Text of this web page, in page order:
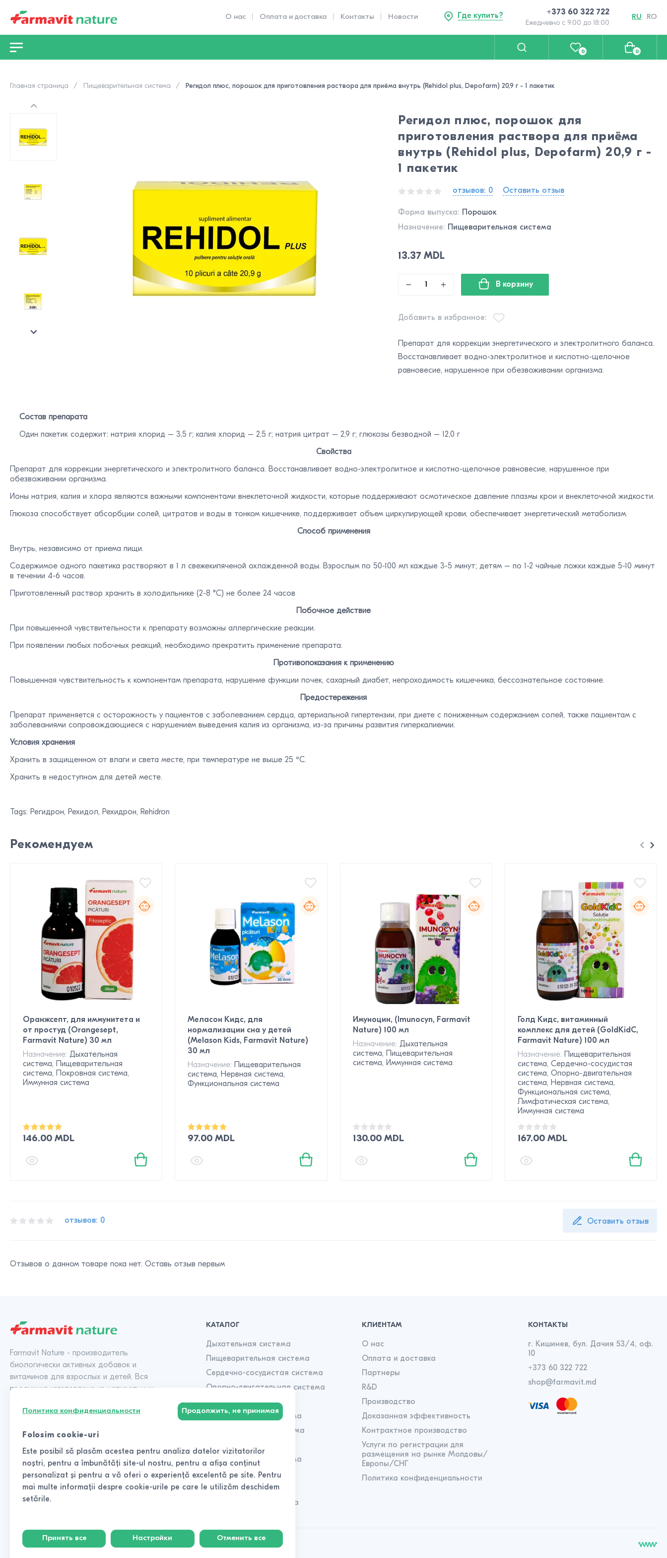
О нас Оплата и доставка Контакты Новости Где купить? +373 60 322 722
Ежедневно с 9:00 до 18:00
RU RO
0 0
Главная страница Пищеварительная система Регидол плюс, порошок для приготовления раствора для приёма внутрь (Rehidol plus, Depofarm) 20,9 г - 1 пакетик
Регидол плюс, порошок для
приготовления раствора для приёма
внутрь (Rehidol plus, Depofarm) 20,9 г -
1 пакетик
отзывов: 0 Оставить отзыв
Форма выпуска:
Порошок
Назначение:
Пищеварительная система
13.37 MDL
В корзину
Добавить в избранное:
Препарат для коррекции энергетического и электролитного баланса.
Восстанавливает водно-электролитное и кислотно-щелочное
равновесие, нарушенное при обезвоживании организма.
Состав препарата
Один пакетик содержит: натрия хлорид – 3,5 г; калия хлорид – 2,5 г; натрия цитрат – 2,9 г; глюкозы безводной – 12,0 г
Свойства
Препарат для коррекции энергетического и электролитного баланса. Восстанавливает водно-электролитное и кислотно-щелочное равновесие, нарушенное при
обезвоживании организма.
Ионы натрия, калия и хлора являются важными компонентами внеклеточной жидкости, которые поддерживают осмотическое давление плазмы крои и внеклеточной жидкости.
Глюкоза способствует абсорбции солей, цитратов и воды в тонком кишечнике, поддерживает объем циркулирующей крови, обеспечивает энергетический метаболизм.
Способ применения
Внутрь, независимо от приема пищи.
Содержимое одного пакетика растворяют в 1 л свежекипяченой охлажденной воды. Взрослым по 50-100 мл каждые 3-5 минут; детям – по 1-2 чайные ложки каждые 5-10 минут
в течении 4-6 часов.
Приготовленный раствор хранить в холодильнике (2-8 °C) не более 24 часов
Побочное действие
При повышенной чувствительности к препарату возможны аллергические реакции.
При появлении любых побочных реакций, необходимо прекратить применение препарата.
Противопоказания к применению
Повышенная чувствительность к компонентам препарата, нарушение функции почек, сахарный диабет, непроходимость кишечника, бессознательное состояние.
Предостережения
Препарат применяется с осторожность у пациентов с заболеванием сердца, артериальной гипертензии, при диете с пониженным содержанием солей, также пациентам с
заболеваниями сопровождающиеся с нарушением выведения калия из организма, из-за причины развития гиперкалиемии.
Условия хранения
Хранить в защищенном от влаги и света месте, при температуре не выше 25 ºC.
Хранить в недоступном для детей месте.
Tags: Регидрон, Рехидол, Рехидрон, Rehidron
Рекомендуем
Оранжсепт, для иммунитета и
от простуд (Orangesept,
Farmavit Nature) 30 мл
Назначение: Дыхательная
система, Пищеварительная
система, Покровная система,
Иммунная система
146.00 MDL
Меласон Кидс, для
нормализации сна у детей
(Melason Kids, Farmavit Nature)
30 мл
Назначение:
Пищеварительная
система, Нервная система,
Функциональная система
97.00 MDL
Имуноцин, (Imunocyn, Farmavit
Nature) 100 мл
Назначение: Дыхательная
система, Пищеварительная
система, Иммунная система
130.00 MDL
Голд Кидс, витаминный
комплекс для детей (GoldKidC,
Farmavit Nature) 100 мл
Назначение:
Пищеварительная
система, Сердечно-сосудистая
система, Опорно-двигательная
система, Нервная система,
Функциональная система,
Лимфатическая система,
Иммунная система
167.00 MDL
отзывов: 0 Оставить отзыв
Отзывов о данном товаре пока нет. Оставь отзыв первым
Farmavit Nature - производитель
биологически активных добавок и
витаминов для взрослых и детей. Вся
продукция изготовлена из натуральных
+373 60 322 722
Где купить?
Мы в соцсетях:
КАТАЛОГ
Дыхательная система
Пищеварительная система
Сердечно-сосудистая система
Опорно-двигательная система
Нервная система
Репродуктивная система
Функциональная система
Лимфатическая система
Покровная система
Иммунная система
Выделительная система
КЛИЕНТАМ
О нас
Оплата и доставка
Партнеры
R&D
Производство
Доказанная эффективность
Контрактное производство
Услуги по регистрации для
размещения на рынке Молдовы/
Европы/СНГ
Политика конфиденциальности
КОНТАКТЫ
г. Кишинев, бул. Дачия 53/4, оф.
10
+373 60 322 722
shop@farmavit.md
© 2026. Farmavit Nature - Все права защищены
Политика конфиденциальности Продолжить, не принимая
Folosim cookie-uri
Este posibil să plasăm acestea pentru analiza datelor vizitatorilor
noștri, pentru a îmbunătăți site-ul nostru, pentru a afișa conținut
personalizat și pentru a vă oferi o experiență excelentă pe site. Pentru
mai multe informații despre cookie-urile pe care le utilizăm deschidem
setările.
Принять все Настройки Отменить все